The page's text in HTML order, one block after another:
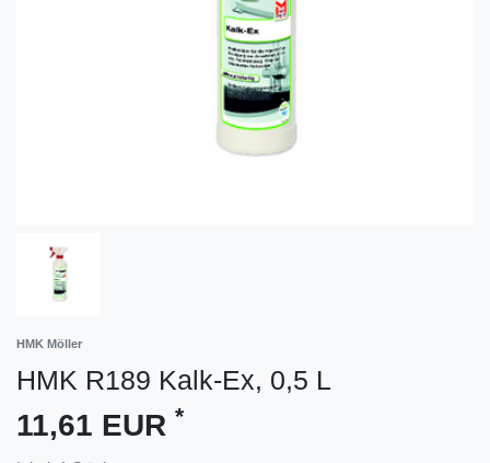
HMK Möller
HMK R189 Kalk-Ex, 0,5 L
11,61 EUR *